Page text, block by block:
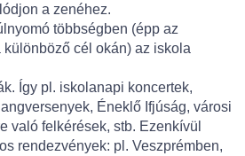
a zenéhez.
többségben (épp az
különböző cél okán) az iskola
Így pl. iskolanapi koncertek,
Éneklő Ifjúság, városi
való felkérések, stb. Ezenkívül
rendezvények: pl. Veszprémben,